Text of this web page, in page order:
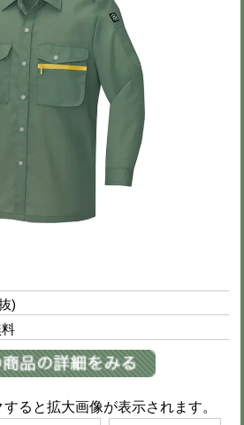
と画像が切りかわりま
面で数量変更可（51
(税込 3,960円)
(税込 3,960円)
(税込 3,960円)